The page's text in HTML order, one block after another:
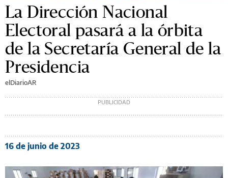
La Dirección Nacional
Electoral pasará a la órbita
de la Secretaría General de la
Presidencia
elDiarioAR
16 de junio de 2023